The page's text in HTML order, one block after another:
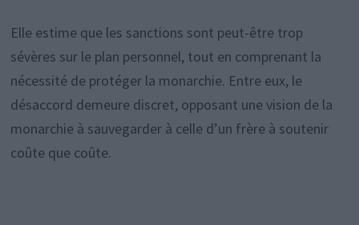
Elle estime que les sanctions sont peut-être trop
sévères sur le plan personnel, tout en comprenant la
nécessité de protéger la monarchie. Entre eux, le
désaccord demeure discret, opposant une vision de la
monarchie à sauvegarder à celle d’un frère à soutenir
coûte que coûte.